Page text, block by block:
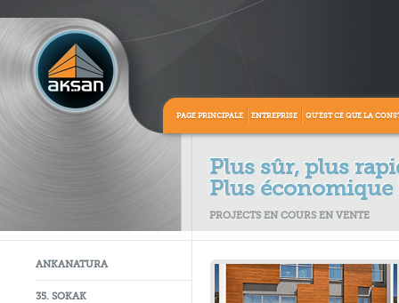
PAGE PRINCIPALE ENTREPRISE QU’EST CE QUE LA
ANKANATURA
35. SOKAK
Plus sûr, plus
Plus économique
PROJECTS EN COURS EN VENTE